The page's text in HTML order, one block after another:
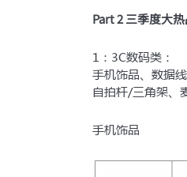
Part 2 三季度大
1：3C数码类：
手机饰品、数据
自拍杆/三角架、
手机饰品